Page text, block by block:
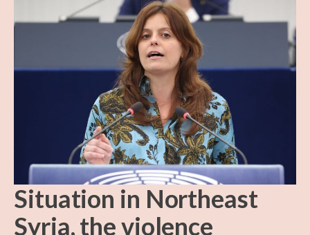
Situation in Northeast
Syria, the violence